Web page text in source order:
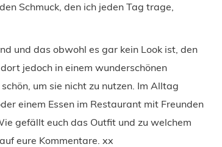
Schmuck, den ich jeden Tag trage,
und das obwohl es gar kein Look ist, den
jedoch in einem wunderschönen
um sie nicht zu nutzen. Im Alltag
einem Essen im Restaurant mit Freunden
gefällt euch das Outfit und zu welchem
eure Kommentare. xx